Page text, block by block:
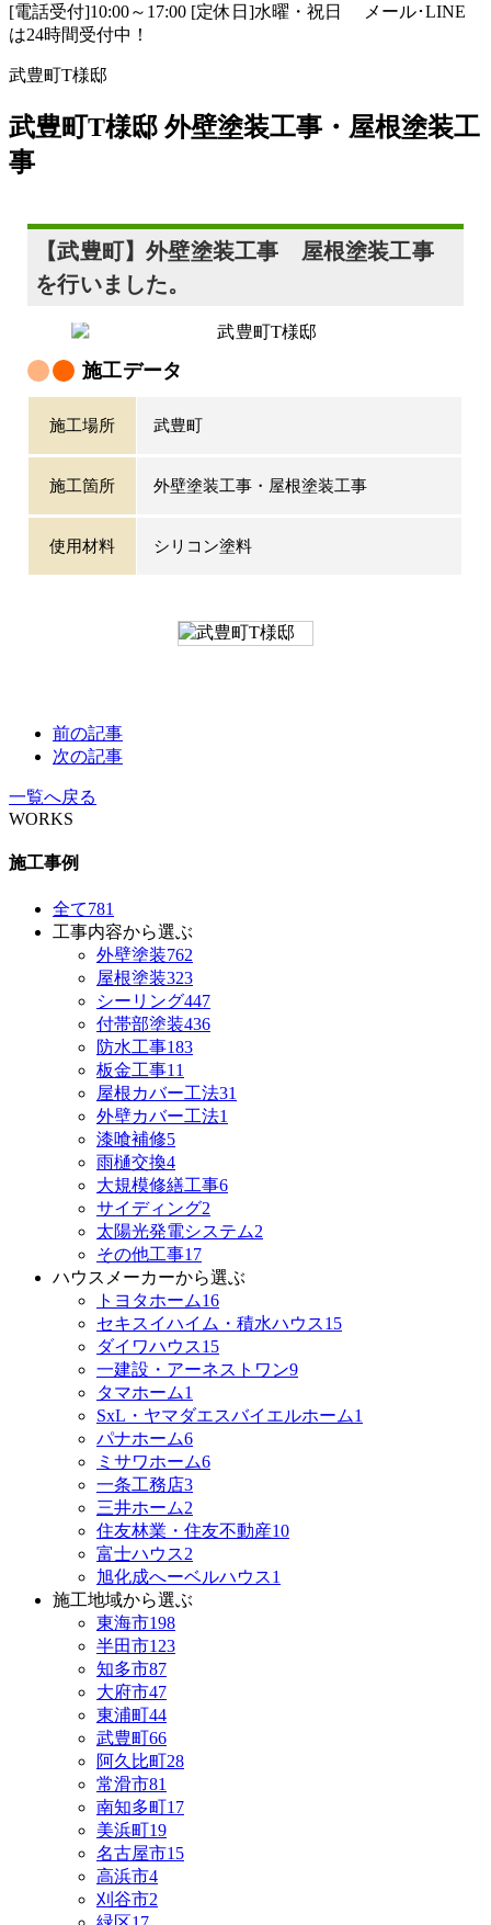
[電話受付]10:00～17:00 [定休日]水曜・祝日
メール･LINE
は24時間受付中！
武豊町T様邸
武豊町T様邸 外壁塗装工事・屋根塗装工
事
【武豊町】外壁塗装工事 屋根塗装工事
を行いました。
施工データ
施工場所 武豊町
施工箇所 外壁塗装工事・屋根塗装工事
使用材料 シリコン塗料
前の記事
次の記事
一覧へ戻る
WORKS
施工事例
全て781
工事内容から選ぶ
外壁塗装762
屋根塗装323
シーリング447
付帯部塗装436
防水工事183
板金工事11
屋根カバー工法31
外壁カバー工法1
漆喰補修5
雨樋交換4
大規模修繕工事6
サイディング2
太陽光発電システム2
その他工事17
ハウスメーカーから選ぶ
トヨタホーム16
セキスイハイム・積水ハウス15
ダイワハウス15
一建設・アーネストワン9
タマホーム1
SxL・ヤマダエスバイエルホーム1
パナホーム6
ミサワホーム6
一条工務店3
三井ホーム2
住友林業・住友不動産10
富士ハウス2
旭化成へーベルハウス1
施工地域から選ぶ
東海市198
半田市123
知多市87
大府市47
東浦町44
武豊町66
阿久比町28
常滑市81
南知多町17
美浜町19
名古屋市15
高浜市4
刈谷市2